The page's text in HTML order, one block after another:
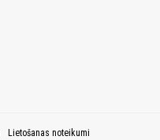
Lietošanas noteikumi